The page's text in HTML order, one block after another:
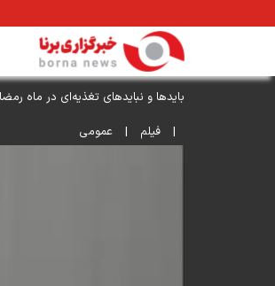
باید‌ها و نباید‌های تغذیه‌ای در ماه
|
فیلم | عمومی